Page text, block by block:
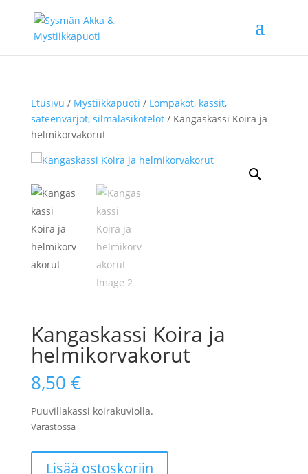
Etusivu / Mystiikkapuoti / Lompakot, kassit,
sateenvarjot, silmälasikotelot/ Kangaskassi Koira ja
helmikorvakorut
Kangaskassi Koira ja
helmikorvakorut
8,50 €
Puuvillakassi koirakuviolla.
Varastossa
Lisää ostoskoriin